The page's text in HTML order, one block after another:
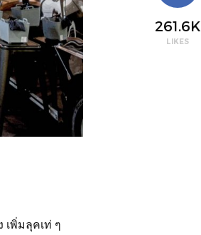
เพิ่มลุคเท่ ๆ
261.6K
LIKES